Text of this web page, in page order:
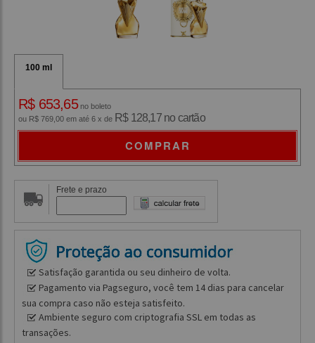
100 ml
R$ 653,65no boleto
ou R$ 769,00 em até 6 x de R$ 128,17 no cartão
COMPRAR
Frete e prazo
Satisfação garantida ou seu dinheiro de volta.
Pagamento via Pagseguro, você tem 14 dias para cancelar
sua compra caso não esteja satisfeito.
Ambiente seguro com criptografia SSL em todas as
transações.